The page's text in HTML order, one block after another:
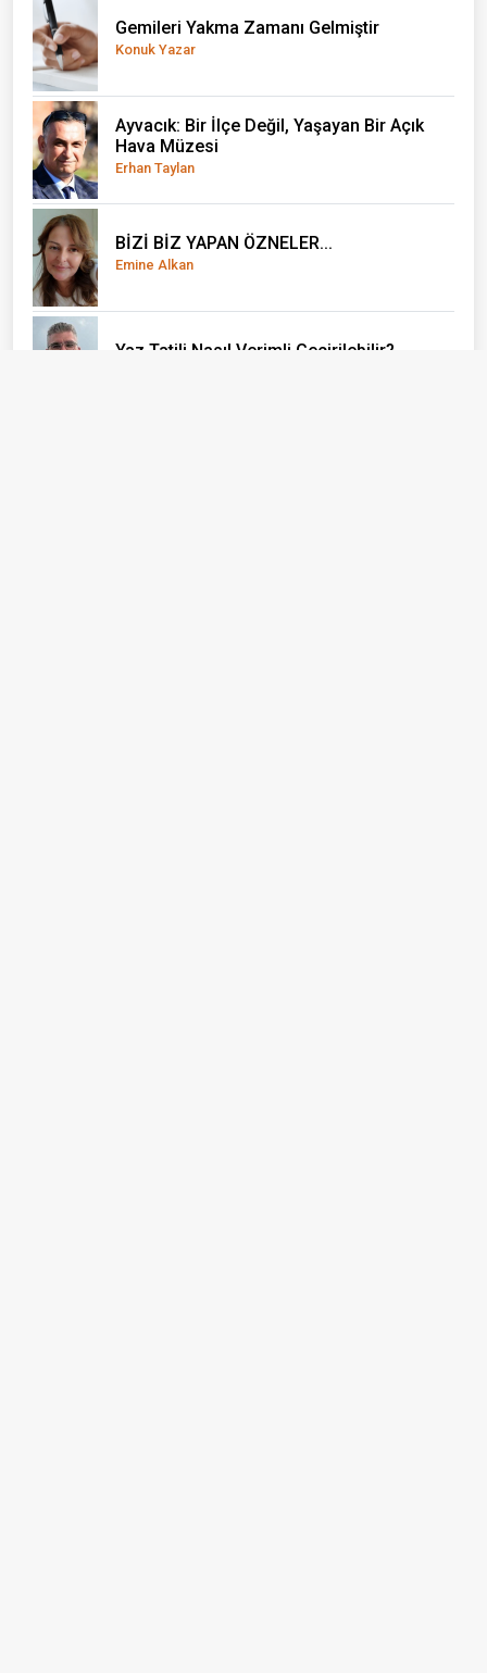
Gemileri Yakma Zamanı Gelmiştir
Konuk Yazar
Ayvacık: Bir İlçe Değil, Yaşayan Bir Açık
Hava Müzesi
Erhan Taylan
BİZİ BİZ YAPAN ÖZNELER...
Emine Alkan
Yaz Tatili Nasıl Verimli Geçirilebilir?